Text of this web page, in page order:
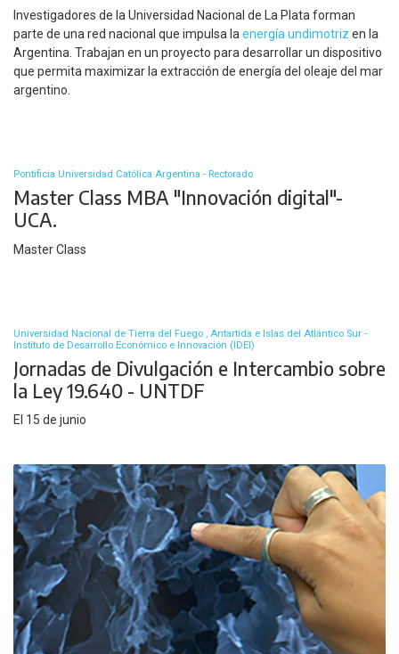
Investigadores de la Universidad Nacional de La Plata forman
parte de una red nacional que impulsa laenergía undimotriz en la
Argentina. Trabajan en un proyecto para desarrollar un dispositivo
que permita maximizar la extracción de energía del oleaje del mar
argentino.
Pontificia Universidad Católica Argentina - Rectorado
Master Class MBA "Innovación digital"-
UCA.
Master Class
Universidad Nacional de Tierra del Fuego , Antartida e Islas del Atlántico Sur -
Instituto de Desarrollo Económico e Innovación (IDEI)
Jornadas de Divulgación e Intercambio sobre
la Ley 19.640 - UNTDF
El 15 de junio